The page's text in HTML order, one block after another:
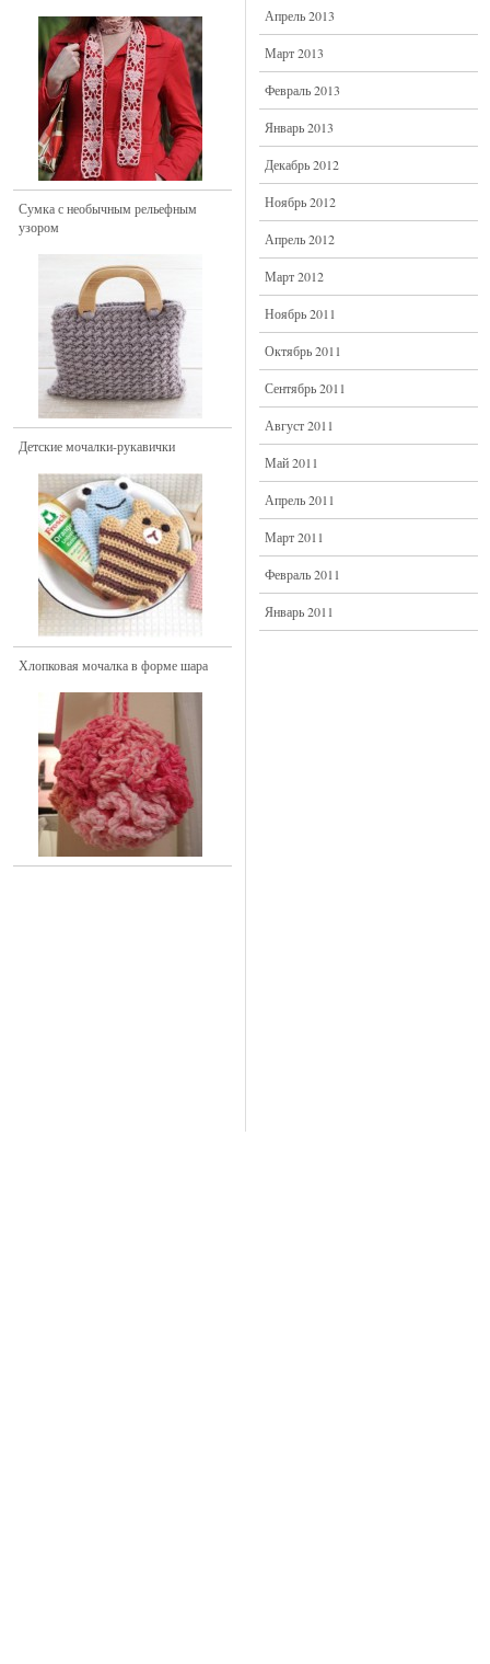
Сумка с необычным рельефным
узором
Детские мочалки-рукавички
Хлопковая мочалка в форме шара
Апрель 2013
Март 2013
Февраль 2013
Январь 2013
Декабрь 2012
Ноябрь 2012
Апрель 2012
Март 2012
Ноябрь 2011
Октябрь 2011
Сентябрь 2011
Август 2011
Май 2011
Апрель 2011
Март 2011
Февраль 2011
Январь 2011